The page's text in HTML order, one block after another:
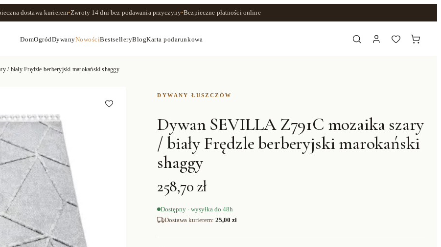
dostawa kurierem•Zwroty 14 dnibez podawania przyczyny•Bezpieczne płatności online
DomOgródDywanyNowościBestselleryBlogKarta podarunkowa
/ biały Frędzle berberyjski marokański shaggy
DYWANY ŁUSZCZÓW
Dywan SEVILLA Z791C mozaika szary
/ biały Frędzle berberyjski marokański
shaggy
258,70 zł
Dostępny · wysyłka do 48h
Dostawa kurierem:25,00 zł